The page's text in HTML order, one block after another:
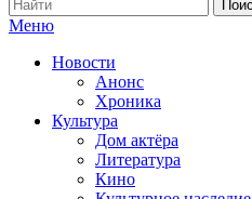
Меню
Новости
Анонс
Хроника
Культура
Дом актёра
Литература
Кино